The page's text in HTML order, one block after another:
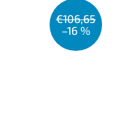
€106,65
–16 %